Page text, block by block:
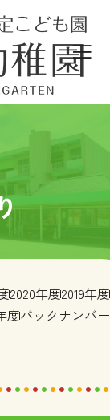
2020年度2019年度
度バックナンバー